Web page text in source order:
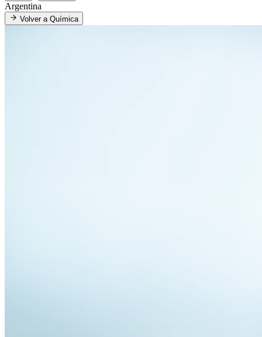
Argentina
Volver a Química